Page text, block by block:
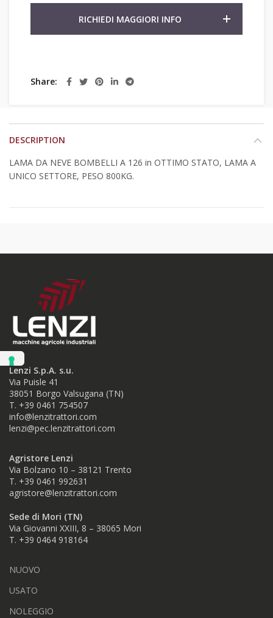
RICHIEDI MAGGIORI INFO
Share
DESCRIPTION
LAMA DA NEVE BOMBELLI A 126 in OTTIMO STATO, LAMA A
UNICO SETTORE, PESO 800KG.
Lenzi S.p.A. s.u.
Via Puisle 41
38051 Borgo Valsugana (TN)
T. +39 0461 754507
info@lenzitrattori.com
lenzi@pec.lenzitrattori.com
Agristore Lenzi
Via Bolzano 10 – 38121 Trento
T. +39 0461 992631
agristore@lenzitrattori.com
Sede di Mori (TN)
Via Giovanni XXIII, 8 – 38065 Mori
T. +39 0464 918164
NUOVO
USATO
NOLEGGIO